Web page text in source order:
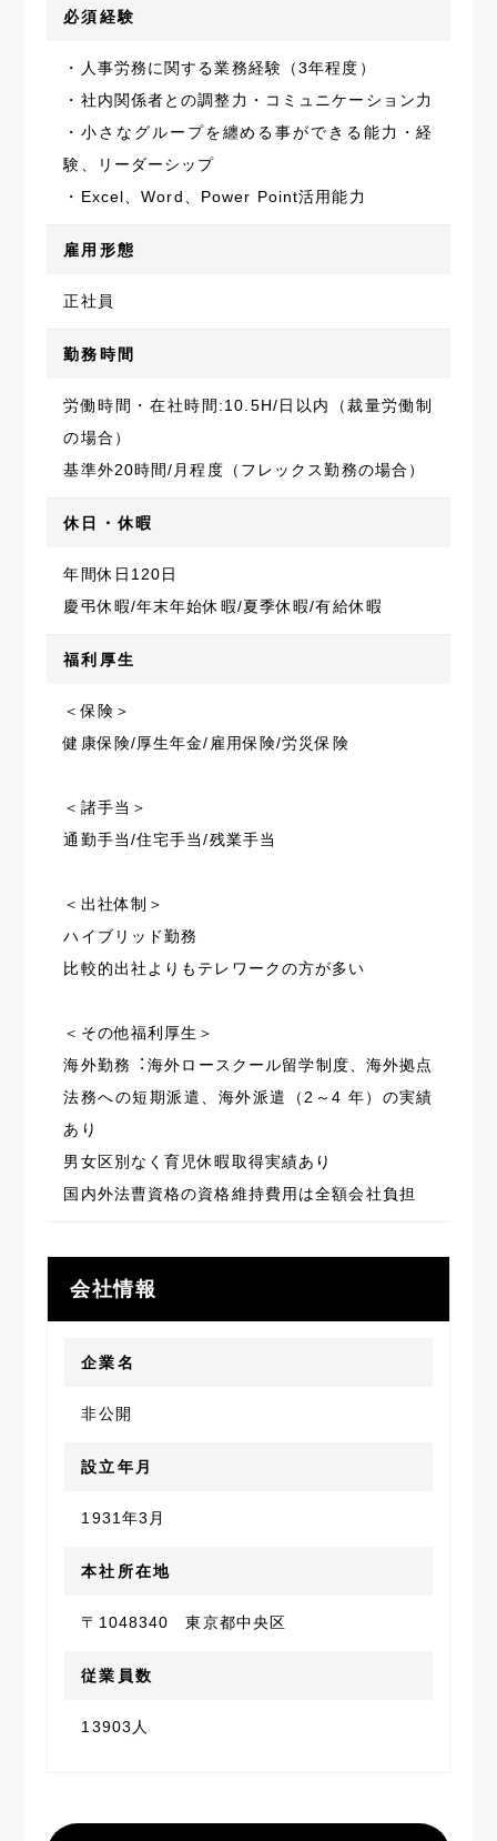
必須経験
・人事労務に関する業務経験（3年程度）
・社内関係者との調整力・コミュニケーション力
・小さなグループを纏める事ができる能力・経
験、リーダーシップ
・Excel、Word、Power Point活用能力
雇用形態
正社員
勤務時間
労働時間・在社時間:10.5H/日以内（裁量労働制
の場合）
基準外20時間/月程度（フレックス勤務の場合）
休日・休暇
年間休日120日
慶弔休暇/年末年始休暇/夏季休暇/有給休暇
福利厚生
＜保険＞
健康保険/厚生年金/雇用保険/労災保険
＜諸手当＞
通勤手当/住宅手当/残業手当
＜出社体制＞
ハイブリッド勤務
比較的出社よりもテレワークの方が多い
＜その他福利厚生＞
海外勤務︓海外ロースクール留学制度、海外拠点
法務への短期派遣、海外派遣（2～4 年）の実績
あり
男女区別なく育児休暇取得実績あり
国内外法曹資格の資格維持費用は全額会社負担
会社情報
企業名
非公開
設立年月
1931年3月
本社所在地
〒1048340 東京都中央区
従業員数
13903人